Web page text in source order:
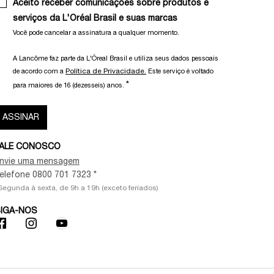
Aceito receber comunicações sobre produtos e
serviços da L'Oréal Brasil e suas marcas
Você pode cancelar a assinatura a qualquer momento.​
A Lancôme faz parte da L'Óreal Brasil e utiliza seus dados pessoais
de acordo com a Política de Privacidade. Este serviço é voltado
para maiores de 16 (dezesseis) anos. *
ASSINAR
CONOSCO
uma mensagem
0800 701 7323 *
à sexta, de 9h a 19h (exceto feriados)
NOS